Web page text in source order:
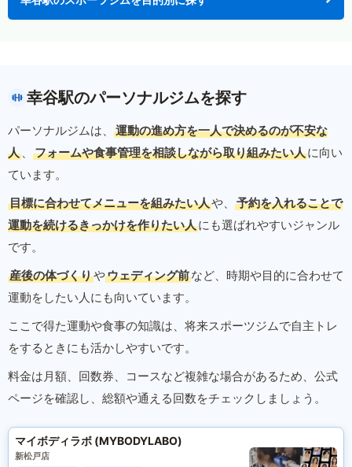
幸谷駅のパーソナルジムを探す
パーソナルジムは、
運動の進め方を一人で決めるのが不安な
人 、 フォームや食事管理を相談しながら取り組みたい人に向い
ています。
目標に合わせてメニューを組みたい人や、
予約を入れることで
運動を続けるきっかけを作りたい人にも選ばれやすいジャンル
です。
産後の体づくりやウェディング前など、時期や目的に合わせて
運動をしたい人にも向いています。
ここで得た運動や食事の知識は、将来スポーツジムで自主トレ
をするときにも活かしやすいです。
料金は月額、回数券、コースなど複雑な場合があるため、公式
ページを確認し、総額や通える回数をチェックしましょう。
マイボディラボ (MYBODYLABO)
新松戸店